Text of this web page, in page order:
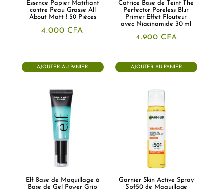
Essence Papier Matifiant
contre Peau Grasse All
About Matt ! 50 Pièces
4.000 CFA
AJOUTER AU PANIER
Catrice Base de Teint The
Perfector Poreless Blur
Primer Effet Flouteur
avec Niacinamide 30 ml
4.900 CFA
AJOUTER AU PANIER
Elf Base de Maquillage à
Base de Gel Power Grip
Garnier Skin Active Spray
Spf50 de Maquillage